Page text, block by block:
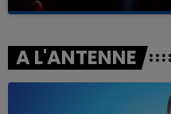
A L'ANTENNE